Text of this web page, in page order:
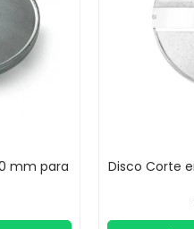
mm para
Disco Corte